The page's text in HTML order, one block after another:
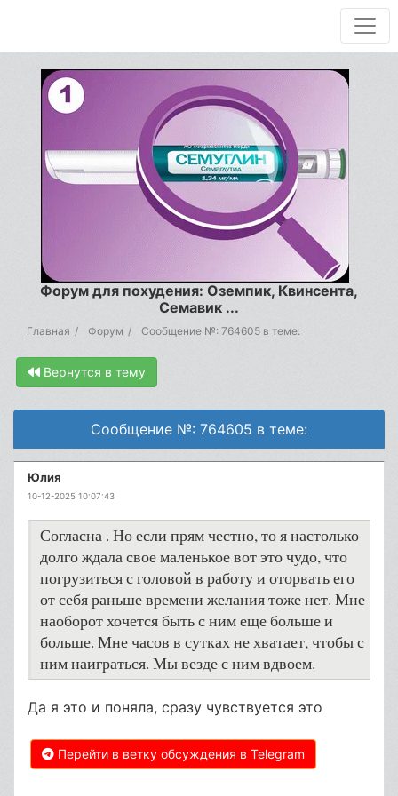
Форум для похудения: Оземпик, Квинсента,
Семавик ...
Главная Форум Сообщение №: 764605 в теме:
Вернутся в тему
Сообщение №: 764605 в теме:
Юлия
10-12-2025 10:07:43
Согласна . Но если прям честно, то я настолько
долго ждала свое маленькое вот это чудо, что
погрузиться с головой в работу и оторвать его
от себя раньше времени желания тоже нет. Мне
наоборот хочется быть с ним еще больше и
больше. Мне часов в сутках не хватает, чтобы с
ним наиграться. Мы везде с ним вдвоем.
Да я это и поняла, сразу чувствуется это
Перейти в ветку обсуждения в Telegram